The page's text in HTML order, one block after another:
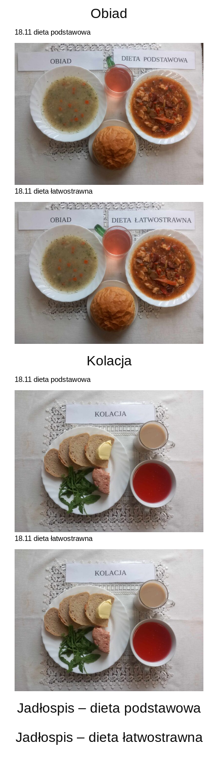
Obiad
18.11 dieta podstawowa
18.11 dieta łatwostrawna
Kolacja
18.11 dieta podstawowa
18.11 dieta łatwostrawna
Jadłospis – dieta podstawowa
Jadłospis – dieta łatwostrawna